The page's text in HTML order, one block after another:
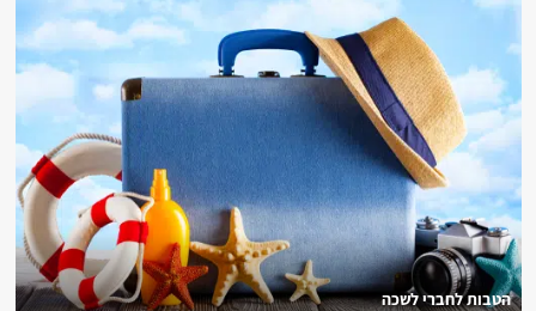
הטבות לחברי לשכה